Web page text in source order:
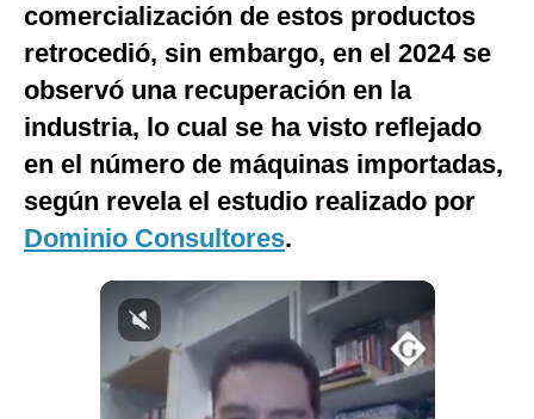
Notas Contratadas
Podcast
Videos
Fotogalerías
comercialización de estos productos
retrocedió, sin embargo, en el 2024 se
observó una recuperación en la
industria, lo cual se ha visto reflejado
en el número de máquinas importadas,
según revela el estudio realizado por
Dominio Consultores.